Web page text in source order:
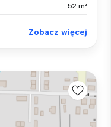
52 m²
Zobacz więcej